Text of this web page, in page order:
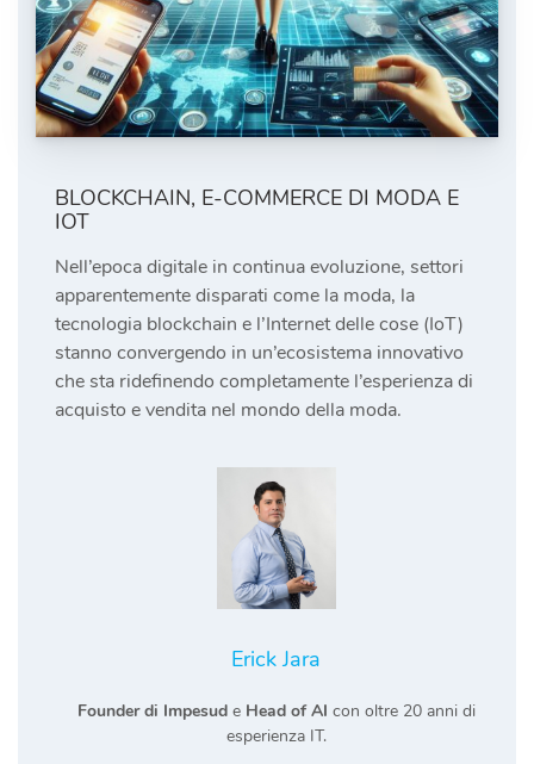
BLOCKCHAIN, E-COMMERCE DI MODA E
IOT
Nell’epoca digitale in continua evoluzione, settori
apparentemente disparati come la moda, la
tecnologia blockchain e l’Internet delle cose (IoT)
stanno convergendo in un’ecosistema innovativo
che sta ridefinendo completamente l’esperienza di
acquisto e vendita nel mondo della moda.
Erick Jara
Founder di Impesude Head of AI con oltre 20 anni di
esperienza IT.